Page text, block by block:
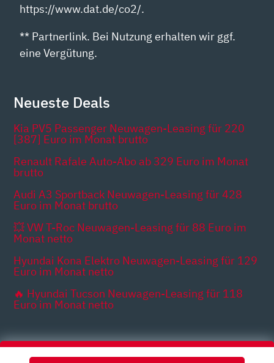
https://www.dat.de/co2/.
** Partnerlink. Bei Nutzung erhalten wir ggf.
eine Vergütung.
Neueste Deals
Kia PV5 Passenger Neuwagen-Leasing für 220
[387] Euro im Monat brutto
Renault Rafale Auto-Abo ab 329 Euro im Monat
brutto
Audi A3 Sportback Neuwagen-Leasing für 428
Euro im Monat brutto
💥 VW T-Roc Neuwagen-Leasing für 88 Euro im
Monat netto
Hyundai Kona Elektro Neuwagen-Leasing für 129
Euro im Monat netto
🔥 Hyundai Tucson Neuwagen-Leasing für 118
Euro im Monat netto